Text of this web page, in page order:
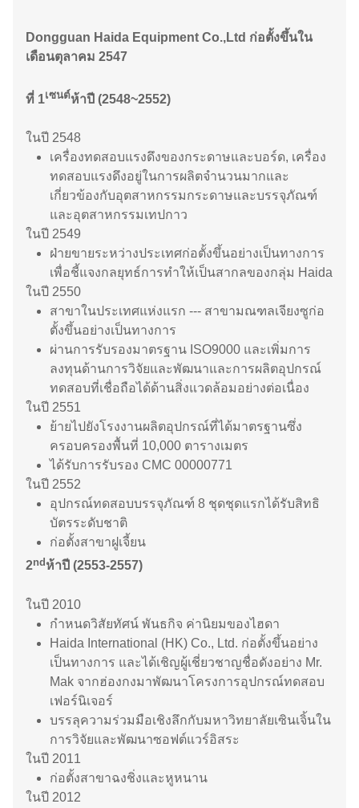
Dongguan Haida Equipment Co.,Ltd ก่อตั้งขึ้นใน
เดือนตุลาคม 2547
ที่ 1เซนต์ห้าปี (2548~2552)
ในปี 2548
เครื่องทดสอบแรงดึงของกระดาษและบอร์ด, เครื่อง
ทดสอบแรงดึงอยู่ในการผลิตจำนวนมากและ
เกี่ยวข้องกับอุตสาหกรรมกระดาษและบรรจุภัณฑ์
และอุตสาหกรรมเทปกาว
ในปี 2549
ฝ่ายขายระหว่างประเทศก่อตั้งขึ้นอย่างเป็นทางการ
เพื่อชี้แจงกลยุทธ์การทำให้เป็นสากลของกลุ่ม Haida
ในปี 2550
สาขาในประเทศแห่งแรก --- สาขามณฑลเจียงซูก่อ
ตั้งขึ้นอย่างเป็นทางการ
ผ่านการรับรองมาตรฐาน ISO9000 และเพิ่มการ
ลงทุนด้านการวิจัยและพัฒนาและการผลิตอุปกรณ์
ทดสอบที่เชื่อถือได้ด้านสิ่งแวดล้อมอย่างต่อเนื่อง
ในปี 2551
ย้ายไปยังโรงงานผลิตอุปกรณ์ที่ได้มาตรฐานซึ่ง
ครอบครองพื้นที่ 10,000 ตารางเมตร
ได้รับการรับรอง CMC 00000771
ในปี 2552
อุปกรณ์ทดสอบบรรจุภัณฑ์ 8 ชุดชุดแรกได้รับสิทธิ
บัตรระดับชาติ
ก่อตั้งสาขาฝูเจี้ยน
2ndห้าปี (2553-2557)
ในปี 2010
กำหนดวิสัยทัศน์ พันธกิจ ค่านิยมของไฮดา
Haida International (HK) Co., Ltd. ก่อตั้งขึ้นอย่าง
เป็นทางการ และได้เชิญผู้เชี่ยวชาญชื่อดังอย่าง Mr.
Mak จากฮ่องกงมาพัฒนาโครงการอุปกรณ์ทดสอบ
เฟอร์นิเจอร์
บรรลุความร่วมมือเชิงลึกกับมหาวิทยาลัยเซินเจิ้นใน
การวิจัยและพัฒนาซอฟต์แวร์อิสระ
ในปี 2011
ก่อตั้งสาขาฉงชิ่งและหูหนาน
ในปี 2012